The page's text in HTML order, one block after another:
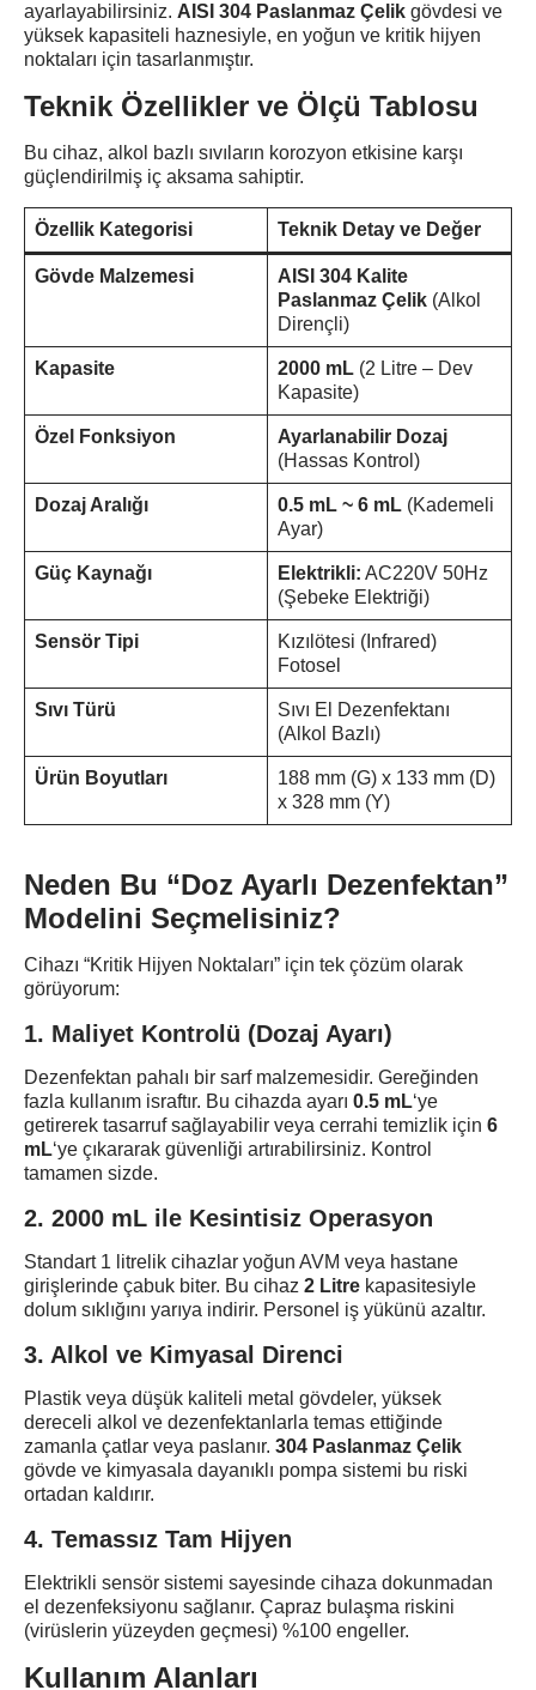
ayarlayabilirsiniz. AISI 304 Paslanmaz Çelik gövdesi ve
yüksek kapasiteli haznesiyle, en yoğun ve kritik hijyen
noktaları için tasarlanmıştır.
Teknik Özellikler ve Ölçü Tablosu
Bu cihaz, alkol bazlı sıvıların korozyon etkisine karşı
güçlendirilmiş iç aksama sahiptir.
Özellik Kategorisi Teknik Detay ve Değer
Gövde Malzemesi
AISI 304 Kalite
Paslanmaz Çelik (Alkol
Dirençli)
Kapasite 2000 mL (2 Litre – Dev
Kapasite)
Özel Fonksiyon
Ayarlanabilir Dozaj
(Hassas Kontrol)
Dozaj Aralığı 0.5 mL ~ 6 mL (Kademeli
Ayar)
Güç Kaynağı Elektrikli: AC220V 50Hz
(Şebeke Elektriği)
Sensör Tipi
Kızılötesi (Infrared)
Fotosel
Sıvı Türü
Sıvı El Dezenfektanı
(Alkol Bazlı)
Ürün Boyutları
188 mm (G) x 133 mm (D)
x 328 mm (Y)
Neden Bu “Doz Ayarlı Dezenfektan”
Modelini Seçmelisiniz?
Cihazı “Kritik Hijyen Noktaları” için tek çözüm olarak
görüyorum:
1. Maliyet Kontrolü (Dozaj Ayarı)
Dezenfektan pahalı bir sarf malzemesidir. Gereğinden
fazla kullanım israftır. Bu cihazda ayarı 0.5 mL‘ye
getirerek tasarruf sağlayabilir veya cerrahi temizlik için 6
mL‘ye çıkararak güvenliği artırabilirsiniz. Kontrol
tamamen sizde.
2. 2000 mL ile Kesintisiz Operasyon
Standart 1 litrelik cihazlar yoğun AVM veya hastane
girişlerinde çabuk biter. Bu cihaz 2 Litre kapasitesiyle
dolum sıklığını yarıya indirir. Personel iş yükünü azaltır.
3. Alkol ve Kimyasal Direnci
Plastik veya düşük kaliteli metal gövdeler, yüksek
dereceli alkol ve dezenfektanlarla temas ettiğinde
zamanla çatlar veya paslanır. 304 Paslanmaz Çelik
gövde ve kimyasala dayanıklı pompa sistemi bu riski
ortadan kaldırır.
4. Temassız Tam Hijyen
Elektrikli sensör sistemi sayesinde cihaza dokunmadan
el dezenfeksiyonu sağlanır. Çapraz bulaşma riskini
(virüslerin yüzeyden geçmesi) %100 engeller.
Kullanım Alanları